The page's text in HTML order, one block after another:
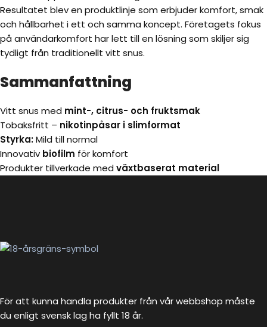
Resultatet blev en produktlinje som erbjuder komfort, smak
och hållbarhet i ett och samma koncept. Företagets fokus
på användarkomfort har lett till en lösning som skiljer sig
tydligt från traditionellt vitt snus.
Sammanfattning
Vitt snus med mint-, citrus- och fruktsmak
Tobaksfritt – nikotinpåsar i slimformat
Styrka:Mild till normal
Innovativ biofilm för komfort
Produkter tillverkade med växtbaserat material
För att kunna handla produkter från vår webbshop måste
du enligt svensk lag ha fyllt 18 år.